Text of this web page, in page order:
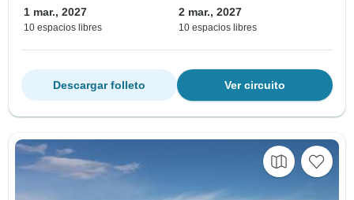
1 mar., 2027
10 espacios libres
2 mar., 2027
10 espacios libres
Ver circuito
Descargar folleto